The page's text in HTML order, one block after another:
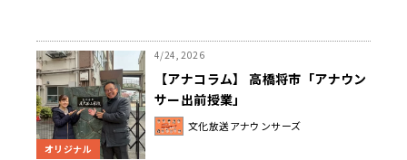
オリジナル
4/24, 2026
【アナコラム】 高橋将市「アナウン
サー出前授業」
文化放送アナウンサーズ